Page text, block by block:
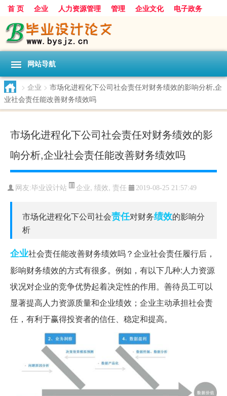
首 页 企业 人力资源管理 管理 企业文化
电子政务
数据
旅游 项目 浅谈 发展
网站导航
> 企业 > 市场化进程化下公司社会责任对财务绩效的影响分析,企
业社会责任能改善财务绩效吗
市场化进程化下公司社会责任对财务绩效的影
响分析,企业社会责任能改善财务绩效吗
网友:毕业设计站 企业, 绩效, 责任 2019-08-25 21:57:49
市场化进程化下公司社会责任对财务绩效的影响分
析
企业社会责任能改善财务绩效吗？企业社会责任履行后，
影响财务绩效的方式有很多。例如，有以下几种:人力资源
状况对企业的竞争优势起着决定性的作用。善待员工可以
显著提高人力资源质量和企业绩效；企业主动承担社会责
任，有利于赢得投资者的信任、稳定和提高。